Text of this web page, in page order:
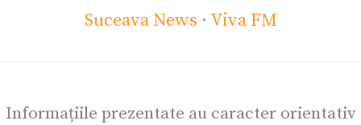
Suceava News · Viva FM
Informațiile prezentate au caracter orientativ